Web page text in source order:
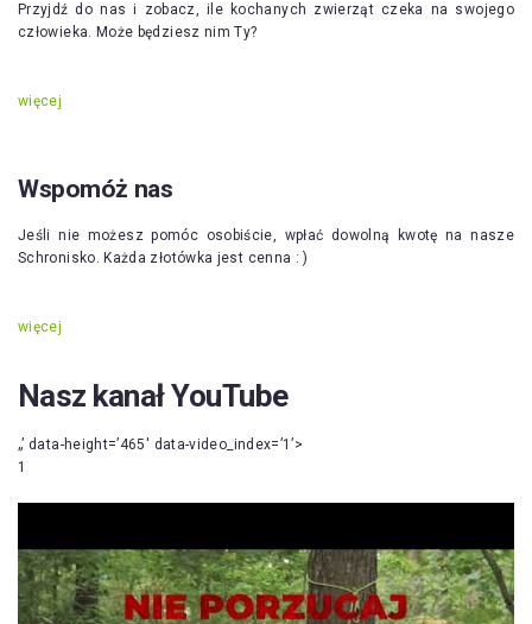
Przyjdź do nas i zobacz, ile kochanych zwierząt czeka na swojego
człowieka. Może będziesz nim Ty?
więcej
Wspomóż nas
Jeśli nie możesz pomóc osobiście, wpłać dowolną kwotę na nasze
Schronisko. Każda złotówka jest cenna : )
więcej
Nasz kanał YouTube
„’ data-height=’465′ data-video_index=’1’>
1